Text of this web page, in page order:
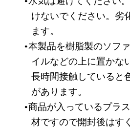
けないでください。劣
ます。
本製品を樹脂製のソフ
イルなどの上に置かな
長時間接触していると
があります。
商品が入っているプラ
材ですので開封後はす